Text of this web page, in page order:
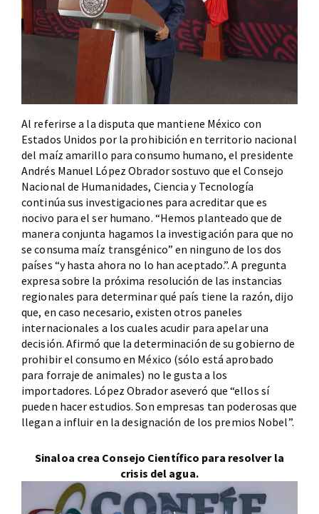
Al referirse a la disputa que mantiene México con
Estados Unidos por la prohibición en territorio nacional
del maíz amarillo para consumo humano, el presidente
Andrés Manuel López Obrador sostuvo que el Consejo
Nacional de Humanidades, Ciencia y Tecnología
continúa sus investigaciones para acreditar que es
nocivo para el ser humano. “Hemos planteado que de
manera conjunta hagamos la investigación para que no
se consuma maíz transgénico” en ninguno de los dos
países “y hasta ahora no lo han aceptado.”. A pregunta
expresa sobre la próxima resolución de las instancias
regionales para determinar qué país tiene la razón, dijo
que, en caso necesario, existen otros paneles
internacionales a los cuales acudir para apelar una
decisión. Afirmó que la determinación de su gobierno de
prohibir el consumo en México (sólo está aprobado
para forraje de animales) no le gusta a los
importadores. López Obrador aseveró que “ellos sí
pueden hacer estudios. Son empresas tan poderosas que
llegan a influir en la designación de los premios Nobel”.
Sinaloa crea Consejo Científico para resolver la
crisis del agua.